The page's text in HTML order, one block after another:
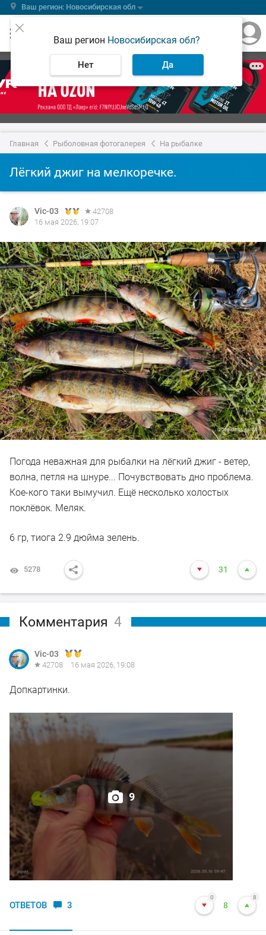
Ваш регион: Новосибирская обл
Ваш регион Новосибирская обл?
Нет Да
Главная Рыболовная фотогалерея На рыбалке
Лёгкий джиг на мелкоречке.
Vic-03
42708
16 мая 2026, 19:07
Погода неважная для рыбалки на лёгкий джиг - ветер,
волна, петля на шнуре... Почувствовать дно проблема.
Кое-кого таки вымучил. Ещё несколько холостых
поклëвок. Меляк.
6 гр, тиога 2.9 дюйма зелень.
5278 31
Комментария 4
Vic-03
42708 16 мая 2026, 19:08
Допкартинки.
9
ОТВЕТОВ 3
0
8
8